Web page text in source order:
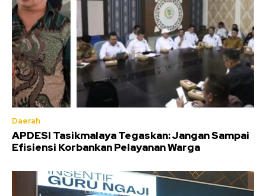
Daerah
APDESI Tasikmalaya Tegaskan: Jangan Sampai
Efisiensi Korbankan Pelayanan Warga